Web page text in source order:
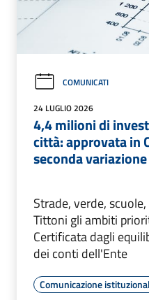
COMUNICATI
24 LUGLIO 2026
4,4 milioni di
città: approvata in
seconda
Strade, verde,
Tittoni gli ambiti
Certificata dagli
dei conti dell'Ente
Comunicazione